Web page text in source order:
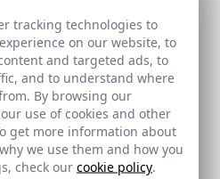
e Instalaciones.
Díez SL). Construcción
Puro). Estructura
del Molino de Ossio S.L.)
tracking technologies to
on our website, to
and targeted ads, to
and to understand where
By browsing our
use of cookies and other
get more information about
we use them and how you
check our cookie policy.